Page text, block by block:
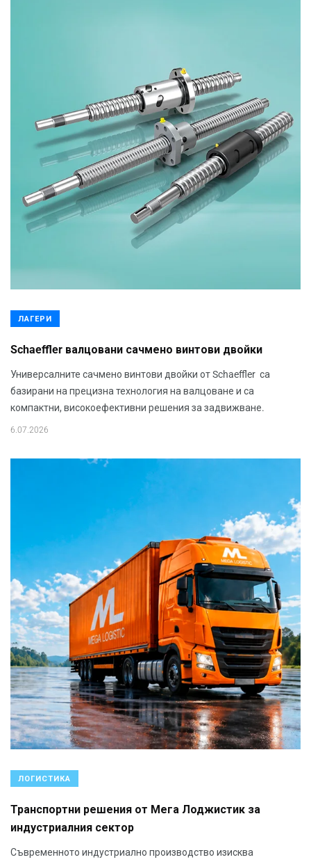
ЛАГЕРИ
Schaeffler валцовани сачмено винтови двойки
Универсалните сачмено винтови двойки от Schaeffler са
базирани на прецизна технология на валцоване и са
компактни, високоефективни решения за задвижване.
6.07.2026
ЛОГИСТИКА
Транспортни решения от Мега Лоджистик за
индустриалния сектор
Съвременното индустриално производство изисква